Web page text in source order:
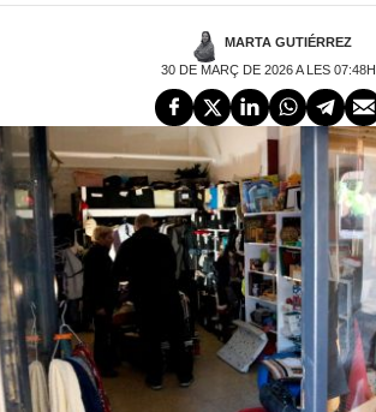
MARTA GUTIÉRREZ
30 DE MARÇ DE 2026 A LES 07:48H